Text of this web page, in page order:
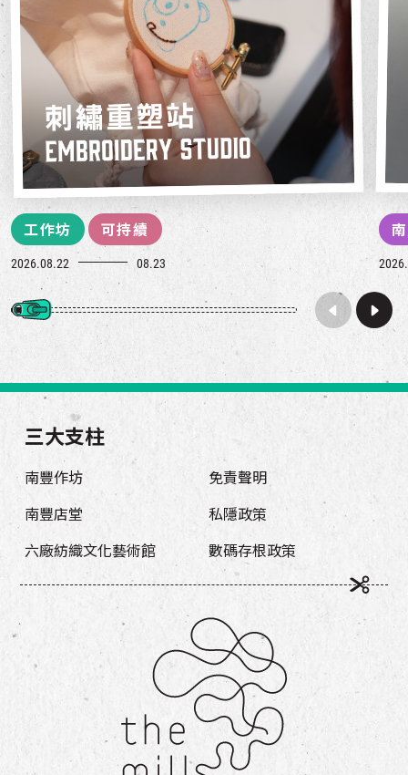
工作坊 可持續
2026.08.22 08.23
三大支柱
南豐作坊
南豐店堂
六廠紡織文化藝術館
免責聲明
私隱政策
數碼存根政策